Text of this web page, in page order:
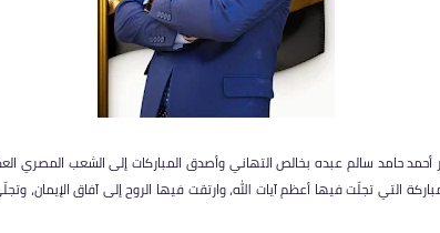
أحمد حامد سالم عبده بخالص التهاني وأصدق المباركات إلى الشعب المصري
التي تجلّت فيها أعظم آيات الله، وارتقت فيها الروح إلى آفاق الإيمان،